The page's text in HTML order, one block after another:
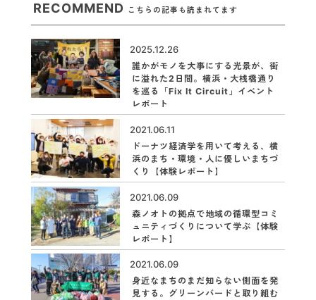
RECOMMEND こちらの記事も読まれてます
2025.12.26
誰かがモノを大事にする光景が、街
に溢れた2日間。横浜・大桟橋通り
を巡る「Fix It Circuit」イベント
レポート
2021.06.11
ドーナツ経済学を用いて考える、横
浜のまち・環境・人に優しいまちづ
くり【体験レポート】
2021.06.09
森ノオトの拠点で地域の循環型コミ
ュニティづくりについて学ぶ【体験
レポート】
2021.06.09
身近なまちのまだ知らない側面を発
見する。グリーンバードと取り組む